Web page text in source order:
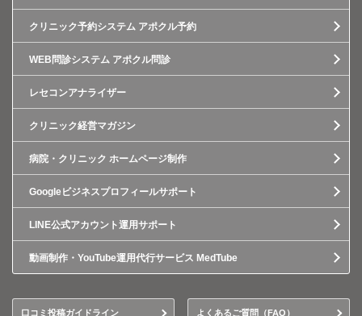
クリニック予約システム アポクル予約
WEB問診システム アポクル問診
レセコンアナライザー
クリニック経営マガジン
病院・クリニック ホームページ制作
Googleビジネスプロフィールサポート
LINE公式アカウント運用サポート
動画制作・YouTube運用代行サービス MedTube
口コミ投稿ガイドライン よくあるご質問（FAQ）